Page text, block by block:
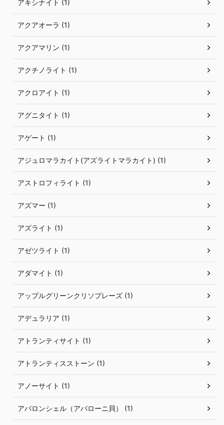
アキシナイト (1)
アクアオーラ (1)
アクアマリン (1)
アクチノライト (1)
アクロアイト (1)
アグニタイト (1)
アゲート (1)
アジュロマラカイト(アズライトマラカイト) (1)
アストロフィライト (1)
アズマー (1)
アズライト (1)
アゼツライト (1)
アダマイト (1)
アップルグリーンクリソプレーズ (1)
アデュラリア (1)
アトランティサイト (1)
アトランティスストーン (1)
アノーサイト (1)
アバロンシェル（アバローニ貝） (1)